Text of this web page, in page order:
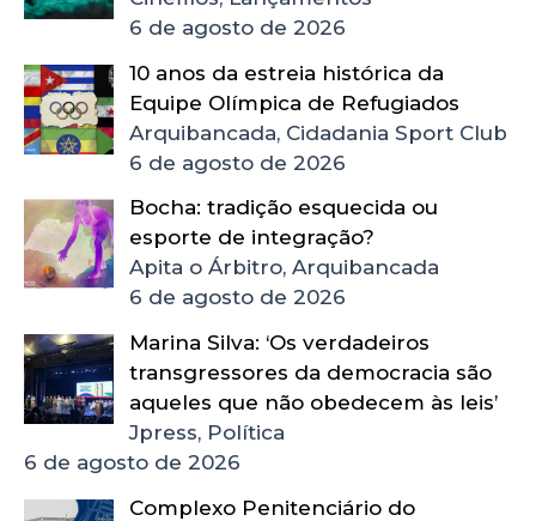
6 de agosto de 2026
10 anos da estreia histórica da
Equipe Olímpica de Refugiados
Arquibancada, Cidadania Sport Club
6 de agosto de 2026
Bocha: tradição esquecida ou
esporte de integração?
Apita o Árbitro, Arquibancada
6 de agosto de 2026
Marina Silva: ‘Os verdadeiros
transgressores da democracia são
aqueles que não obedecem às leis’
Jpress, Política
6 de agosto de 2026
Complexo Penitenciário do